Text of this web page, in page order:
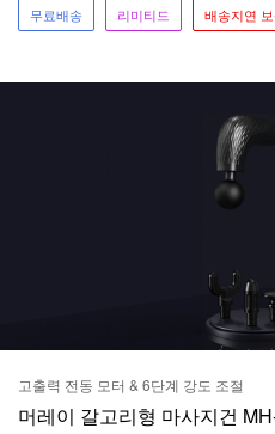
무료배송 리미티드 배송지연
고출력 전동 모터 & 6단계 강도 조절
머레이 갈고리형 마사지건